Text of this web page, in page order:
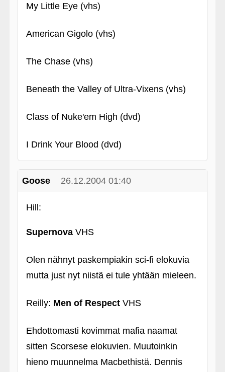
My Little Eye (vhs)
American Gigolo (vhs)
The Chase (vhs)
Beneath the Valley of Ultra-Vixens (vhs)
Class of Nuke'em High (dvd)
I Drink Your Blood (dvd)
Goose 26.12.2004 01:40
Hill:
SupernovaVHS
Olen nähnyt paskempiakin sci-fi elokuvia
mutta just nyt niistä ei tule yhtään mieleen.
Reilly: Men of Respect VHS
Ehdottomasti kovimmat mafia naamat
sitten Scorsese elokuvien. Muutoinkin
hieno muunnelma Macbethistä. Dennis